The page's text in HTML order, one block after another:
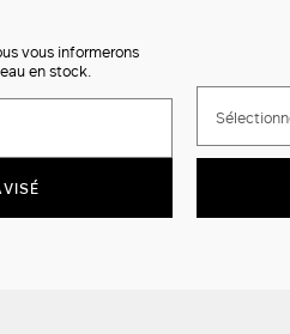
vous informerons
en stock.